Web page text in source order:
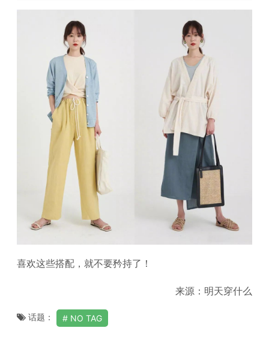
喜欢这些搭配，就不要矜持了！
来源：明天穿什么
话题： NO TAG